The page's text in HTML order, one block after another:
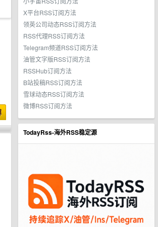
X平台RSS订阅方法
领英公司动态RSS订阅方法
RSS代理RSS订阅方法
Telegram频道RSS订阅方法
油管文字版RSS订阅方法
RSSHub订阅方法
B站投稿RSS订阅方法
雪球动态RSS订阅方法
微博RSS订阅方法
TodayRss-海外RSS稳定源